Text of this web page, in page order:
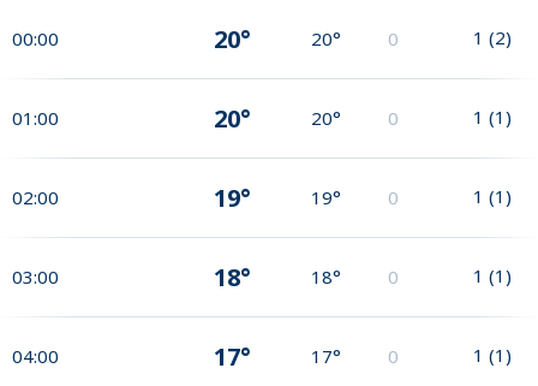
00:00 20° 20° 0 1 (2)
01:00 20° 20° 0 1 (1)
02:00 19° 19° 0 1 (1)
03:00 18° 18° 0 1 (1)
04:00 17° 17° 0 1 (1)